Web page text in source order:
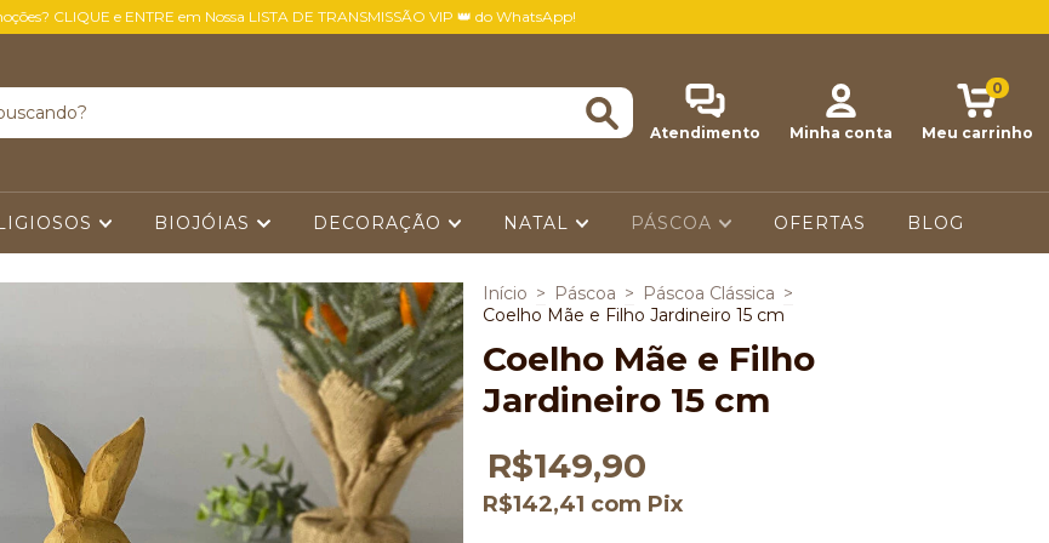
CLIQUE e ENTRE em Nossa LISTA DE TRANSMISSÃO VIP 👑 do WhatsApp!
Atendimento Minha conta Meu carrinho
0
BIOJÓIAS DECORAÇÃO NATAL PÁSCOA OFERTAS BLOG
Início > Páscoa > Páscoa Clássica >
Coelho Mãe e Filho Jardineiro 15 cm
Coelho Mãe e Filho
Jardineiro 15 cm
R$149,90
R$142,41 com Pix